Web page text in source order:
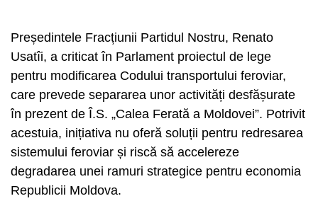
Președintele Fracțiunii Partidul Nostru, Renato
Usatîi, a criticat în Parlament proiectul de lege
pentru modificarea Codului transportului feroviar,
care prevede separarea unor activități desfășurate
în prezent de Î.S. „Calea Ferată a Moldovei”. Potrivit
acestuia, inițiativa nu oferă soluții pentru redresarea
sistemului feroviar și riscă să accelereze
degradarea unei ramuri strategice pentru economia
Republicii Moldova.